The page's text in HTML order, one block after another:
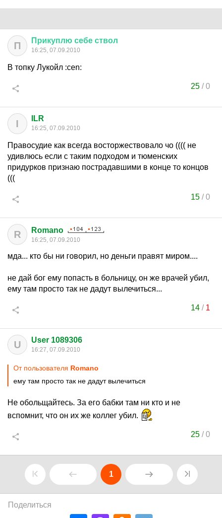
П Прикуплю себе ствол
16:25, 07.09.2010
В топку Лукойл :cen:
25 /0
I ILR
16:25, 07.09.2010
Правосудие как всегда восторжествовало чо (((( не
удивлюсь если с таким подходом и тюменских
придурков признаю пострадавшими в конце то концов
(((
15 /0
R Romano
16:25, 07.09.2010
мда... кто бы ни говорил, но деньги правят миром....
не дай бог ему попасть в больницу, он же врачей убил,
ему там просто так не дадут вылечиться...
14 / 1
U User 1089306
16:27, 07.09.2010
От пользователя Romano
ему там просто так не дадут вылечиться
Не обольщайтесь. За его бабки там ни кто и не
вспомнит, что он их же коллег убил.
25 /0
1
Поделиться